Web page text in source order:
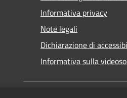
Informativa privacy
Note legali
Dichiarazione di
Informativa sulla